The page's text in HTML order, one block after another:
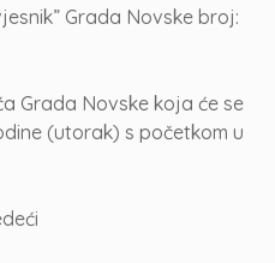
Grada Novske broj:
Grada Novske koja će se
(utorak) s početkom u